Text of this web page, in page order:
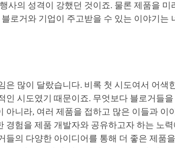
사의 성격이 강했던 것이죠. 물론 제품을 미
로거와 기업이 주고받을 수 있는 이야기는
은 많이 달랐습니다. 비록 첫 시도여서 어색
인 시도였기 때문이죠. 무엇보다 블로거들
아니라, 여러 제품을 접하고 많은 이들과 이
경험을 제품 개발자와 공유하고자 하는 노
들의 다양한 아이디어를 통해 더 좋은 제품